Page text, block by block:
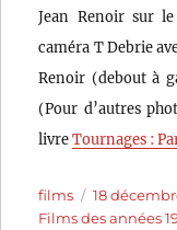
Jean Renoir sur
caméra T Debrie
Renoir (debout à
(Pour d’autres
livreTournages :
Auteur
films
Publié
le
18
Films des années